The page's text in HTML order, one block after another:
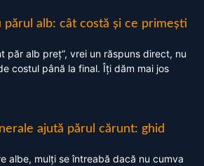
alb: cât costă și ce primești
păr alb preț”, vrei un răspuns direct, nu
costul până la final. Îți dăm mai jos
ajută părul cărunt: ghid
albe, mulți se întreabă dacă nu cumva